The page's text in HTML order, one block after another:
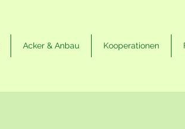
Acker & Anbau Kooperationen